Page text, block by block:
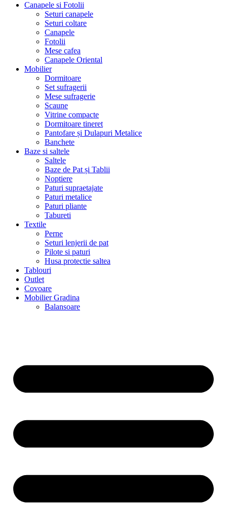
Canapele si Fotolii
Seturi canapele
Seturi coltare
Canapele
Fotolii
Mese cafea
Canapele Oriental
Mobilier
Dormitoare
Set sufragerii
Mese sufragerie
Scaune
Vitrine compacte
Dormitoare tineret
Pantofare și Dulapuri Metalice
Banchete
Baze si saltele
Saltele
Baze de Pat și Tablii
Noptiere
Paturi supraetajate
Paturi metalice
Paturi pliante
Tabureti
Textile
Perne
Seturi lenjerii de pat
Pilote si paturi
Husa protectie saltea
Tablouri
Outlet
Covoare
Mobilier Gradina
Balansoare